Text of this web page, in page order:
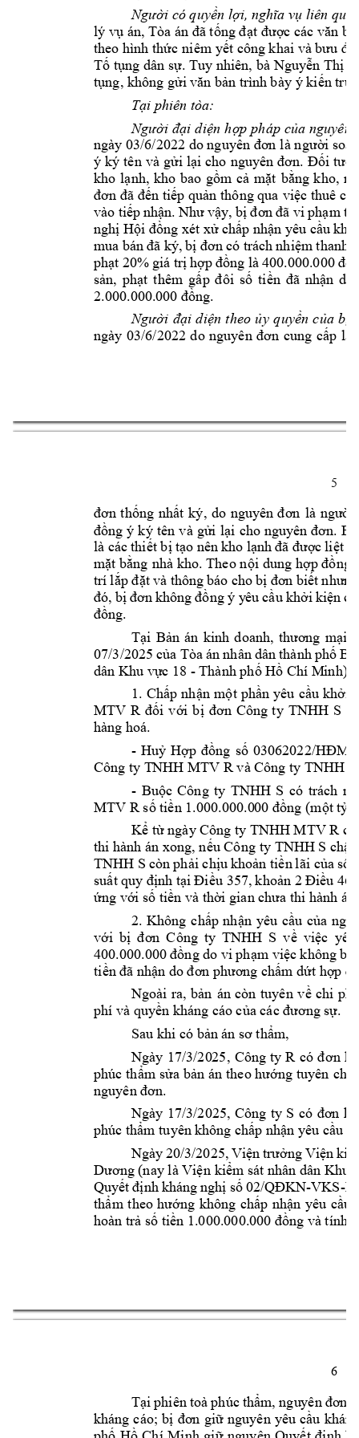
Người có quyền lợi, nghĩa vụ liên
lý vụ án, Tòa án đã tống đạt được các văn bả
theo hình thức niêm yết công khai và bưu đi
Tố tụng dân sự. Tuy nhiên, bà Nguyễn Thị
tụng, không gửi văn bản trình bày ý kiến
Tại phiên tòa:
Người đại diện hợp pháp của nguyên
ngày 03/6/2022 do nguyên đơn là người soạ
ý ký tên và gửi lại cho nguyên đơn. Đối
kho lạnh, kho bao gồm cả mặt bằng kho,
đơn đã đến tiếp quản thông qua việc thuê
vào tiếp nhận. Như vậy, bị đơn đã vi phạm
nghị Hội đồng xét xử chấp nhận yêu cầu kh
mua bán đã ký, bị đơn có trách nhiệm thanh
phạt 20% giá trị hợp đồng là 400.000.000 đồ
sản, phạt thêm gấp đôi số tiền đã nhận do
2.000.000.000 đồng.
Người đại diện theo ủy quyền của bị
ngày 03/6/2022 do nguyên đơn cung cấp là
5
đơn thống nhất ký, do nguyên đơn là ngườ
đồng ý ký tên và gửi lại cho nguyên đơn. Bị
là các thiết bịtạo nên kho lạnh đã được liệt
mặt bằng nhà kho. Theo nội dung hợp đồng
trí lắp đặt và thông báo cho bị đơn biết
đó, bị đơn không đồng ý yêu cầu khởi kiện c
đồng.
Tại Bản án kinh doanh, thương mại
07/3/2025 của Tòa án nhân dân thành phố B,
dân Khu vực 18 - Thành phố Hồ Chí Minh)
1. Chấp nhận một phần yêu cầu khởi
MTV R đối với bị đơn Công ty TNHH S
hàng hoá.
- Huỷ Hợp đồng số 03062022/HĐMB
Công ty TNHH MTV R và Công ty TNHH
- Buộc Công ty TNHH S có trách
MTV R số tiền 1.000.000.000 đồng (một tỷ
Kể từ ngày Công ty TNHH MTV R
thi hành án xong, nếu Công ty TNHH S chậ
TNHH S còn phải chịu khoản tiền lãi của số
suất quy định tại Điều 357, khoản 2 Điều
ứng với số tiền và thời gian chưa thi hành án.
2. Không chấp nhận yêu cầu của
với bị đơn Công ty TNHH S về việc yêu
400.000.000 đồng do vi phạm việc không b
tiền đã nhận do đơn phương chấm dứt hợp
Ngoài ra, bản án còn tuyên về chi
phí và quyền kháng cáo của các đương sự.
Sau khi có bản án sơ thẩm,
Ngày 17/3/2025, Công ty R có đơn
phúc thẩm sửa bản án theo hướng tuyên ch
nguyên đơn.
Ngày 17/3/2025, Công ty S có đơn
phúc thẩm tuyên không chấp nhận yêu cầu
Ngày 20/3/2025, Viện trưởng Viện ki
Dương (nay là Viện kiểm sát nhân dân Khu
Quyết định kháng nghị số 02/QĐKN-VKS-K
thẩm theo hướng không chấp nhận yêu cầu
hoàn trả số tiền 1.000.000.000 đồng và tính
6
Tại phiên toà phúc thẩm, nguyên đơn
kháng cáo; bị đơn giữ nguyên yêu cầu khán